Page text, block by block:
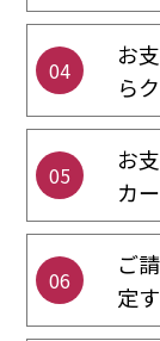
04
お
ら
05
お
カ
06
ご
定